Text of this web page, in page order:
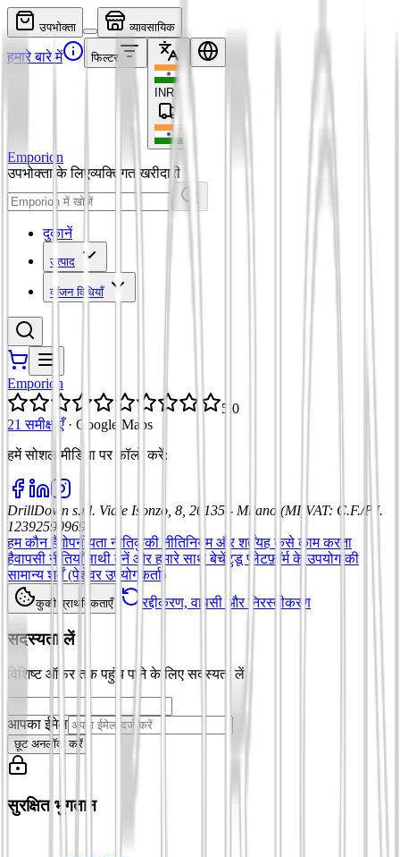
उपभोक्ता व्यावसायिक
हमारे बारे में फिल्टर
INR
Emporion
उपभोक्ता के लिएव्यक्तिगत खरीदारी
दुकानें
उत्पाद
व्यंजन विधियाँ
Emporion
5.0
21 समीक्षाएँ · Google Maps
हमें सोशल मीडिया पर फॉलो करें:
DrillDown s.r.l. Viale Isonzo, 8, 20135 - Milano (MI) VAT: C.F./P.I.
12392590969
हम कौन हैं गोपनीयता नीतिकुकी नीतिनियम और शर्तेंयह कैसे काम करता
हैवापसी नीतियाँसाथी बनें और हमारे साथ बेचें टुडू प्लेटफ़ॉर्म के उपयोग की
सामान्य शर्तें (पेशेवर उपयोगकर्ता)
कुकी प्राथमिकताएँ रद्दीकरण, वापसी और निरस्तीकरण
सदस्यता लें
विशिष्ट ऑफ़र तक पहुंच पाने के लिए सदस्यता लें
आपका ईमेल
छूट अनलॉक करें
सुरक्षित भुगतान